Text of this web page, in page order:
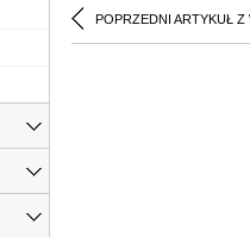
POPRZEDNI ARTYKUŁ Z